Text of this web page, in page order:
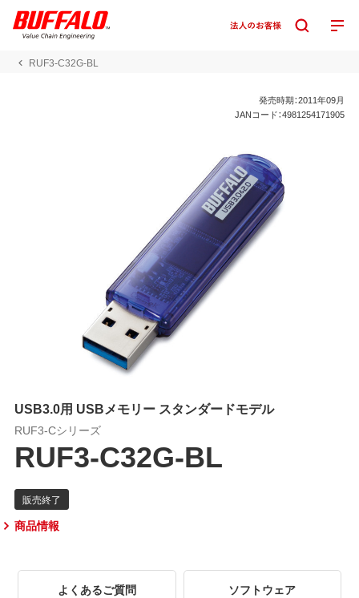
RUF3-C32G-BL
発売時期：2011年09月
JANコード：4981254171905
USB3.0用 USBメモリー スタンダードモデル
RUF3-Cシリーズ
RUF3-C32G-BL
商品情報
よくあるご質問 ソフトウェア